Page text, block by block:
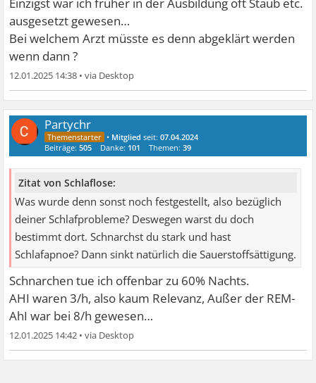
Einzigst war ich früher in der Ausbildung oft Staub etc.
ausgesetzt gewesen…
Bei welchem Arzt müsste es denn abgeklärt werden
wenn dann ?
12.01.2025 14:38 •
Partychr
• Mitglied seit:07.04.2024
Beiträge:505 Danke: 101 Themen:39
Zitat von Schlaflose:
Was wurde denn sonst noch festgestellt, also bezüglich
deiner Schlafprobleme? Deswegen warst du doch
bestimmt dort. Schnarchst du stark und hast
Schlafapnoe? Dann sinkt natürlich die Sauerstoffsättigung.
Schnarchen tue ich offenbar zu 60% Nachts.
AHI waren 3/h, also kaum Relevanz, Außer der REM-
AhI war bei 8/h gewesen…
12.01.2025 14:42 •